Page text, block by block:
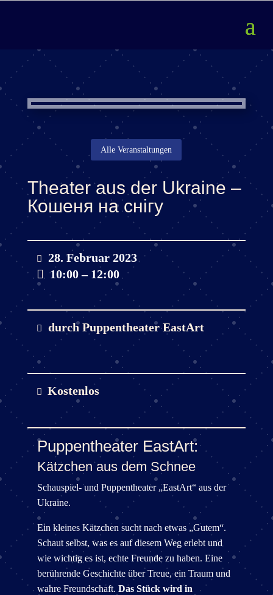
Alle Veranstaltungen
Theater aus der Ukraine –
Кошеня на снігу
28. Februar 2023
10:00 – 12:00
durchPuppentheater EastArt
Kostenlos
Puppentheater EastArt:
Kätzchen aus dem Schnee
Schauspiel- und Puppentheater „EastArt“ aus der
Ukraine.
Ein kleines Kätzchen sucht nach etwas „Gutem“.
Schaut selbst, was es auf diesem Weg erlebt und
wie wichtig es ist, echte Freunde zu haben. Eine
berührende Geschichte über Treue, ein Traum und
wahre Freundschaft. Das Stück wird in